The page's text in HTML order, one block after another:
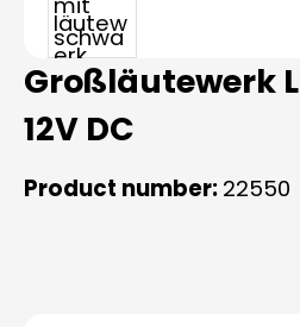
Großläutewerk
12V DC
Product number: 22550